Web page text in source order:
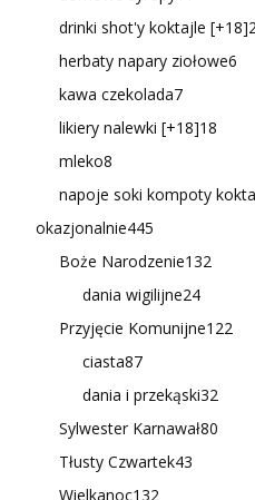
drinki shot'y koktajle [+18]
herbaty napary ziołowe6
kawa czekolada7
likiery nalewki [+18]18
mleko8
napoje soki kompoty
okazjonalnie445
Boże Narodzenie132
dania wigilijne24
Przyjęcie Komunijne122
ciasta87
dania i przekąski32
Sylwester Karnawał80
Tłusty Czwartek43
Wielkanoc132